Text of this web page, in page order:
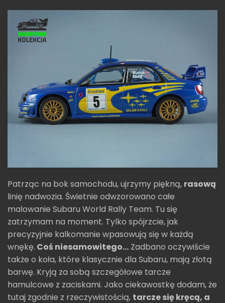
Patrząc na bok samochodu, ujrzymy piękną, rasową
linię nadwozia. Świetnie odwzorowano całe
malowanie Subaru World Rally Team. Tu się
zatrzymam na moment. Tylko spójrzcie, jak
precyzyjnie kalkomanie wpasowują się w każdą
wnękę. Coś niesamowitego... Zadbano oczywiście
także o koła, które klasycznie dla Subaru, mają złotą
barwę. Kryją za sobą szczegółowe tarcze
hamulcowe z zaciskami. Jako ciekawostkę dodam, że
tutaj zgodnie z rzeczywistością, tarcze się kręcą, a